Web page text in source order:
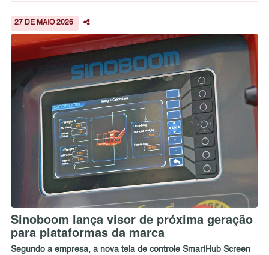
27 DE MAIO 2026
Sinoboom lança visor de próxima geração
para plataformas da marca
Segundo a empresa, a nova tela de controle SmartHub Screen